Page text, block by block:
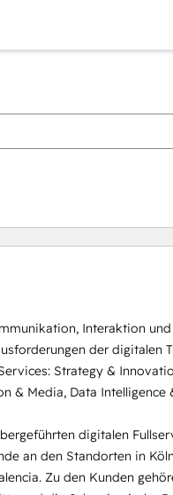
Interaktion
der digitalen
Strategy &
& Media, Data Intelligence
digitalen
an den Standorten in
Zu den Kunden